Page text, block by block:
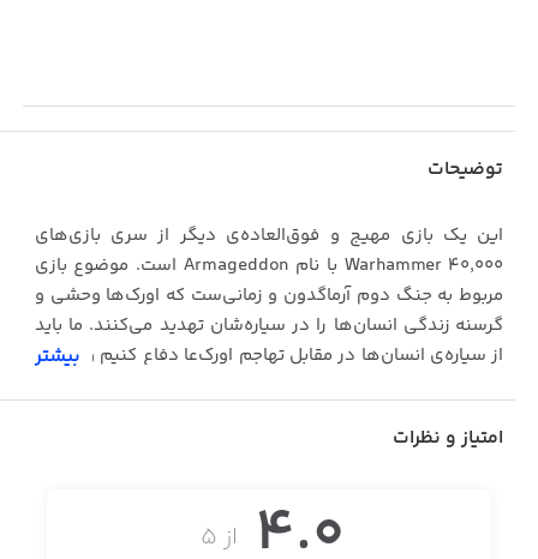
توضیحات
این یک بازی مهیج و فوق‌العاده‌ی دیگر از سری بازی‌های
Warhammer 40,000 با نام Armageddon است. موضوع بازی
مربوط به جنگ دوم آرماگدون و زمانی‌ست که اورک‌ها وحشی و
گرسنه زندگی انسان‌ها را در سیاره‌شان تهدید می‌کنند. ما باید
از سیاره‌ی انسان‌ها در مقابل تهاجم اورک‌عا دفاع کنیم و زندگی
شویم. این بازی یک بازی استراتژیک با گرافیک بالا و سیر
داستانی فوق‌العاده مهیج و جذاب است. این بازی می‌تواند
بیشتر
امتیاز و نظرات
از ۵ 4.0